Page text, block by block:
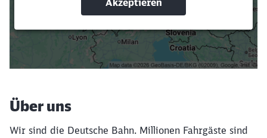
Suchbegriffe eingeben
Filter setzen
Über uns
Wir sind die Deutsche Bahn. Millionen Fahrgäste sind